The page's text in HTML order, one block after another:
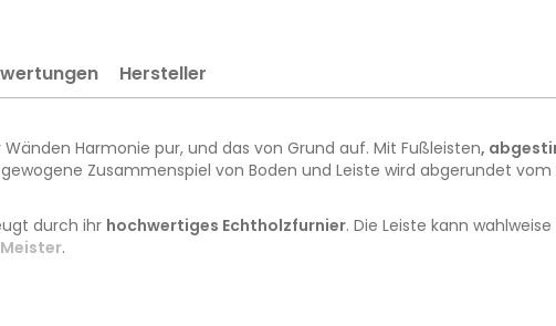
Harmonie pur, und das von Grund auf. Mit Fußleisten,
Zusammenspiel von Boden und Leiste wird abgerundet
durch ihr hochwertiges Echtholzfurnier. Die Leiste kann
.
Hersteller